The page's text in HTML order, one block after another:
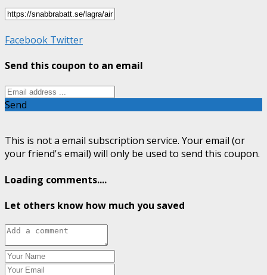
Facebook Twitter
Send this coupon to an email
Send
This is not a email subscription service. Your email (or
your friend's email) will only be used to send this coupon.
Loading comments....
Let others know how much you saved